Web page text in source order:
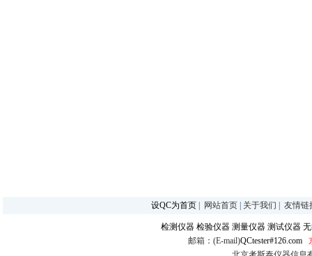
设QC为首页 网站首页 关于我们 友情链
检测仪器 检验仪器 测量仪器 测试仪器
邮箱：(E-mail)QCtester#126.com